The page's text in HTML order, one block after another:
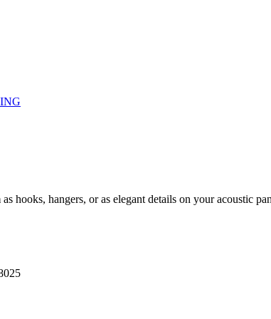
hooks, hangers, or as elegant details on your acoustic